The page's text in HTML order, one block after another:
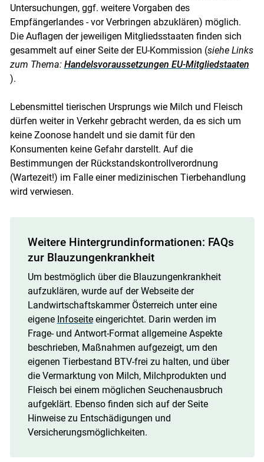
Untersuchungen, ggf. weitere Vorgaben des
Empfängerlandes - vor Verbringen abzuklären) möglich.
Die Auflagen der jeweiligen Mitgliedsstaaten finden sich
gesammelt auf einer Seite der EU-Kommission (siehe Links
zum Thema: Handelsvoraussetzungen EU-Mitgliedstaaten
).
Lebensmittel tierischen Ursprungs wie Milch und Fleisch
dürfen weiter in Verkehr gebracht werden, da es sich um
keine Zoonose handelt und sie damit für den
Konsumenten keine Gefahr darstellt. Auf die
Bestimmungen der Rückstandskontrollverordnung
(Wartezeit!) im Falle einer medizinischen Tierbehandlung
wird verwiesen.
Weitere Hintergrundinformationen: FAQs
zur Blauzungenkrankheit
Um bestmöglich über die Blauzungenkrankheit
aufzuklären, wurde auf der Webseite der
Landwirtschaftskammer Österreich unter eine
eigene Infoseiteeingerichtet. Darin werden im
Frage- und Antwort-Format allgemeine Aspekte
beschrieben, Maßnahmen aufgezeigt, um den
eigenen Tierbestand BTV-frei zu halten, und über
die Vermarktung von Milch, Milchprodukten und
Fleisch bei einem möglichen Seuchenausbruch
aufgeklärt. Ebenso finden sich auf der Seite
Hinweise zu Entschädigungen und
Versicherungsmöglichkeiten.